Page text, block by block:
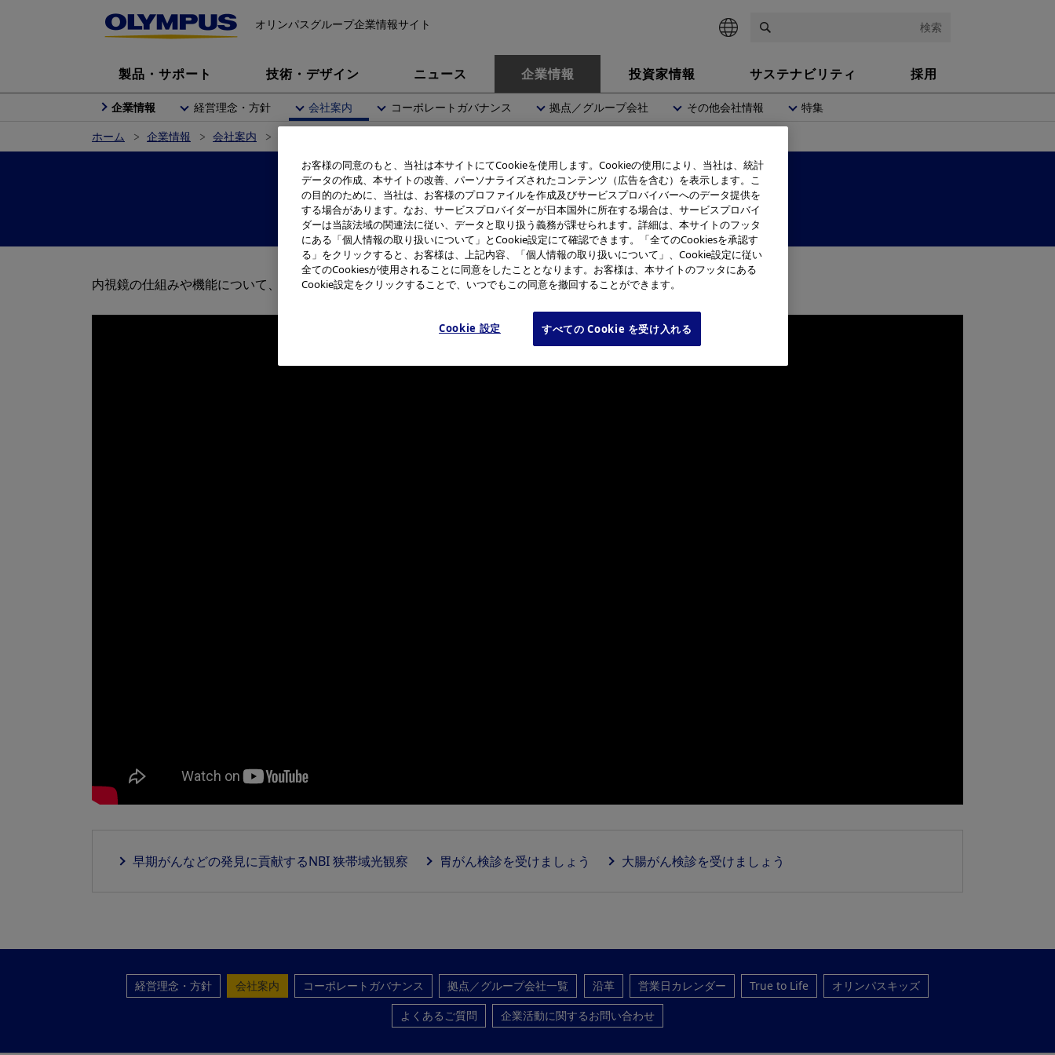
オリンパスグループ企業情報サイト 検索
製品・サポート 技術・デザイン ニュース 企業情報 投資家情報 サステナビリティ 採用
企業情報 経営理念・方針 会社案内 コーポレートガバナンス 拠点／グループ会社 その他会社情報
特集
ホーム
企業情報 会社案内
内視鏡の仕組み
内視鏡の仕組みや機能について、分かりやすく説明しています。
早期がんなどの発見に貢献するNBI 狭帯域光観察 胃がん検診を受けましょう 大腸がん検診を受けましょう
経営理念・方針 会社案内 コーポレートガバナンス 拠点／グループ会社一覧 沿革 営業日カレンダー True to Life
オリンパスキッズ
よくあるご質問
企業活動に関するお問い合わせ
お客様の同意のもと、当社は本サイトにてCookieを使用します。Cookieの使用により、当社は、統計
データの作成、本サイトの改善、パーソナライズされたコンテンツ（広告を含む）を表示します。こ
の目的のために、当社は、お客様のプロファイルを作成及びサービスプロバイバーへのデータ提供を
する場合があります。なお、サービスプロバイダーが日本国外に所在する場合は、サービスプロバイ
ダーは当該法域の関連法に従い、データと取り扱う義務が課せられます。詳細は、本サイトのフッタ
にある「個人情報の取り扱いについて」とCookie設定にて確認できます。「全てのCookiesを承認す
る」をクリックすると、お客様は、上記内容、「個人情報の取り扱いについて」、Cookie設定に従い
全てのCookiesが使用されることに同意をしたこととなります。お客様は、本サイトのフッタにある
Cookie設定をクリックすることで、いつでもこの同意を撤回することができます。
Cookie 設定 すべての Cookie を受け入れる